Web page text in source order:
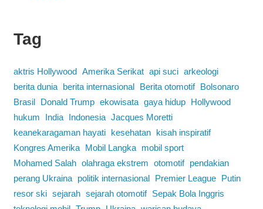
Tag
aktris Hollywood Amerika Serikat api suci arkeologi
berita dunia
berita internasional Berita otomotif
Bolsonaro
Brasil
Donald Trump ekowisata gaya hidup
Hollywood
hukum
India Indonesia Jacques Moretti
keanekaragaman hayati
kesehatan
kisah inspiratif
Kongres Amerika
Mobil Langka
mobil sport
Mohamed Salah olahraga ekstrem otomotif
pendakian
perang Ukraina
politik internasional Premier League
Putin
resor ski sejarah sejarah otomotif
Sepak Bola Inggris